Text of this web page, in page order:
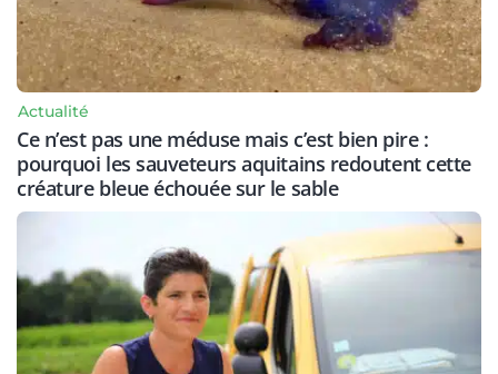
Actualité
Ce n’est pas une méduse mais c’est bien pire :
pourquoi les sauveteurs aquitains redoutent cette
créature bleue échouée sur le sable